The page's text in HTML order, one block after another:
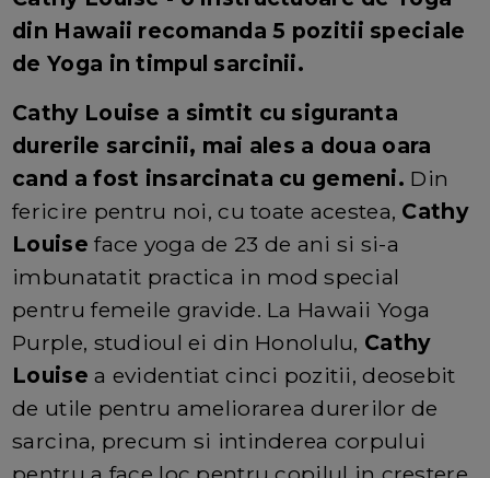
din Hawaii recomanda 5 pozitii speciale
de Yoga in timpul sarcinii.
Cathy Louise a simtit cu siguranta
durerile sarcinii, mai ales a doua oara
cand a fost insarcinata cu gemeni. Din
fericire pentru noi, cu toate acestea, Cathy
Louiseface yoga de 23 de ani si si-a
imbunatatit practica in mod special
pentru femeile gravide. La Hawaii Yoga
Purple, studioul ei din Honolulu, Cathy
Louisea evidentiat cinci pozitii, deosebit
de utile pentru ameliorarea durerilor de
sarcina, precum si intinderea corpului